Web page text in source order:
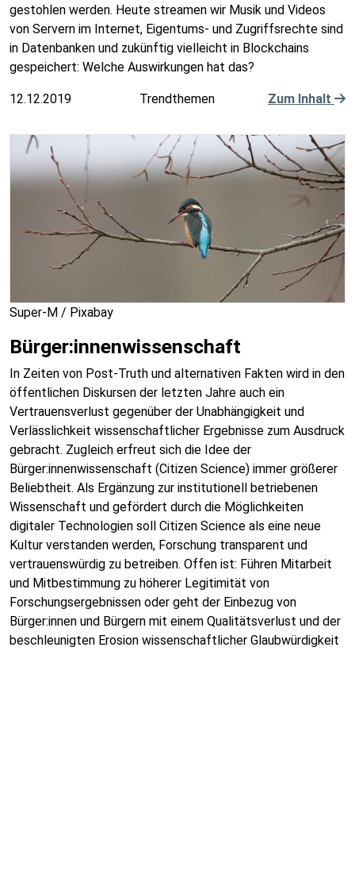
gestohlen werden. Heute streamen wir Musik und Videos
von Servern im Internet, Eigentums- und Zugriffsrechte sind
in Datenbanken und zukünftig vielleicht in Blockchains
gespeichert: Welche Auswirkungen hat das?
12.12.2019 Trendthemen Zum Inhalt
Super-M / Pixabay
Bürger:innenwissenschaft
In Zeiten von Post-Truth und alternativen Fakten wird in den
öffentlichen Diskursen der letzten Jahre auch ein
Vertrauensverlust gegenüber der Unabhängigkeit und
Verlässlichkeit wissenschaftlicher Ergebnisse zum Ausdruck
gebracht. Zugleich erfreut sich die Idee der
Bürger:innenwissenschaft (Citizen Science) immer größerer
Beliebtheit. Als Ergänzung zur institutionell betriebenen
Wissenschaft und gefördert durch die Möglichkeiten
digitaler Technologien soll Citizen Science als eine neue
Kultur verstanden werden, Forschung transparent und
vertrauenswürdig zu betreiben. Offen ist: Führen Mitarbeit
und Mitbestimmung zu höherer Legitimität von
Forschungsergebnissen oder geht der Einbezug von
Bürger:innen und Bürgern mit einem Qualitätsverlust und der
beschleunigten Erosion wissenschaftlicher Glaubwürdigkeit